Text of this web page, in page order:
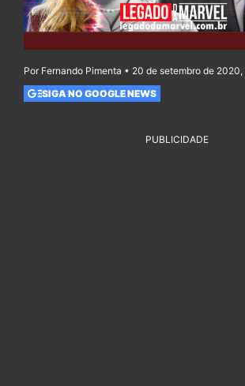
Por Fernando Pimenta • 20 de setembro de
SIGA NO GOOGLE NEWS
PUBLICIDADE